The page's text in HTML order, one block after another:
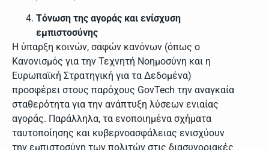
Τόνωση της αγοράς και ενίσχυση
εμπιστοσύνης
Η ύπαρξη κοινών, σαφών κανόνων (όπως ο
Κανονισμός για την Τεχνητή Νοημοσύνη και η
Ευρωπαϊκή Στρατηγική για τα Δεδομένα)
προσφέρει στους παρόχους GovTech την αναγκαία
σταθερότητα για την ανάπτυξη λύσεων ενιαίας
αγοράς. Παράλληλα, τα ενοποιημένα σχήματα
ταυτοποίησης και κυβερνοασφάλειας ενισχύουν
την εμπιστοσύνη των πολιτών στις διασυνοριακές